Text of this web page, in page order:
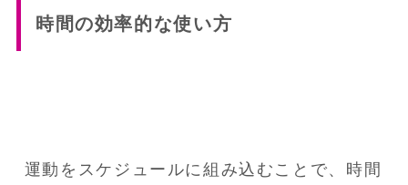
時間の効率的な使い方
運動をスケジュールに組み込むことで、時間